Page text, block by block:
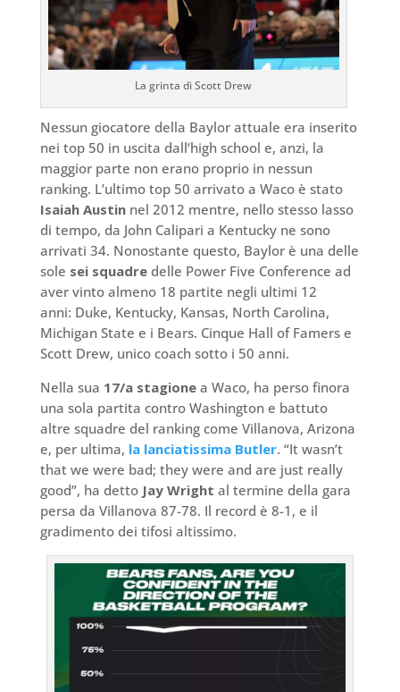
La grinta di Scott Drew
Nessun giocatore della Baylor attuale era inserito
nei top 50 in uscita dall’high school e, anzi, la
maggior parte non erano proprio in nessun
ranking. L’ultimo top 50 arrivato a Waco è stato
Isaiah Austinnel 2012 mentre, nello stesso lasso
di tempo, da John Calipari a Kentucky ne sono
arrivati 34. Nonostante questo, Baylor è una delle
sole sei squadredelle Power Five Conference ad
aver vinto almeno 18 partite negli ultimi 12
anni: Duke, Kentucky, Kansas, North Carolina,
Michigan State e i Bears. Cinque Hall of Famers e
Scott Drew, unico coach sotto i 50 anni.
Nella sua 17/a stagionea Waco, ha perso finora
una sola partita contro Washington e battuto
altre squadre del ranking come Villanova, Arizona
e, per ultima, la lanciatissima Butler. “It wasn’t
that we were bad; they were and are just really
good”, ha dettoJay Wright al termine della gara
persa da Villanova 87-78. Il record è 8-1, e il
gradimento dei tifosi altissimo.